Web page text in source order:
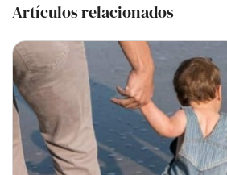
Artículos relacionados